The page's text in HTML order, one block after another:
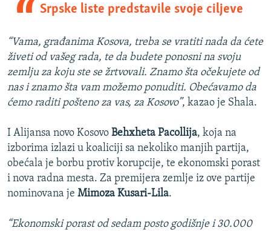
Srpske liste predstavile svoje ciljeve
“Vama, građanima Kosova, treba se vratiti nada da ćete
živeti od vašeg rada, te da budete ponosni na svoju
zemlju za koju ste se žrtvovali. Znamo šta očekujete od
nas i znamo šta vam možemo ponuditi. Obećavamo da
ćemo raditi pošteno za vas, za Kosovo”, kazao je Shala.
I Alijansa novo Kosovo Behxheta Pacollija, koja na
izborima izlazi u koaliciji sa nekoliko manjih partija,
obećala je borbu protiv korupcije, te ekonomski porast
i nova radna mesta. Za premijera zemlje iz ove partije
nominovana je Mimoza Kusari-Lila.
“Ekonomski porast od sedam posto godišnje i 30.000